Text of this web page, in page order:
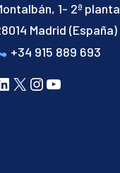
1- 2ª planta
Madrid (España)
+34 915 889 693
X Instagram
YouTube